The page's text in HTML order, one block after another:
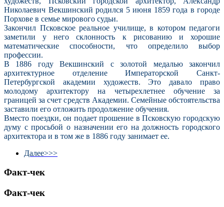
Николаевич Векшинский родился 5 июня 1859 года в городе
Порхове в семье мирового судьи.
Закончил Псковское реальное училище, в котором педагоги
заметили у него склонность к рисованию и хорошие
математические способности, что определило выбор
профессии.
В 1886 году Векшинский с золотой медалью закончил
архитектурное отделение Императорской Санкт-
Петербургской академии художеств. Это давало право
молодому архитектору на четырехлетнее обучение за
границей за счет средств Академии. Семейные обстоятельства
заставили его отложить продолжение обучения.
Вместо поездки, он подает прошение в Псковскую городскую
думу с просьбой о назначении его на должность городского
архитектора и в том же в 1886 году занимает ее.
Далее>>>
Факт-чек
Факт-чек